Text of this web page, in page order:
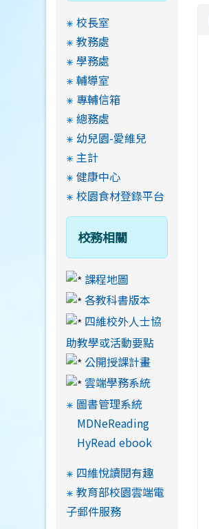
校長室
教務處
學務處
輔導室
專輔信箱
總務處
幼兒園-愛維兒
主計
健康中心
校園食材登錄平台
校務相關
課程地圖
各教科書版本
四維校外人士協
助教學或活動要點
公開授課計畫
雲端學務系統
圖書管理系統
MDNeReading
HyRead ebook
四維悅讀閱有趣
教育部校園雲端電
子郵件服務